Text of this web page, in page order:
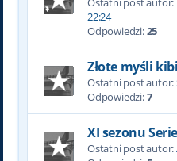
22:24
Odpowiedzi:25
Złote myśli
Ostatni post autor:
Odpowiedzi:7
XI sezonu
Ostatni post autor: